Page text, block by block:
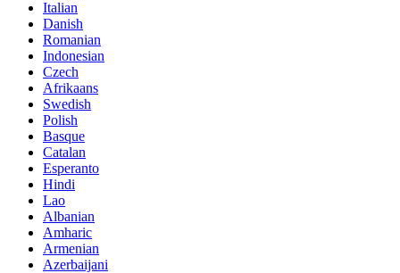
Italian
Danish
Romanian
Indonesian
Czech
Afrikaans
Swedish
Polish
Basque
Catalan
Esperanto
Hindi
Lao
Albanian
Amharic
Armenian
Azerbaijani